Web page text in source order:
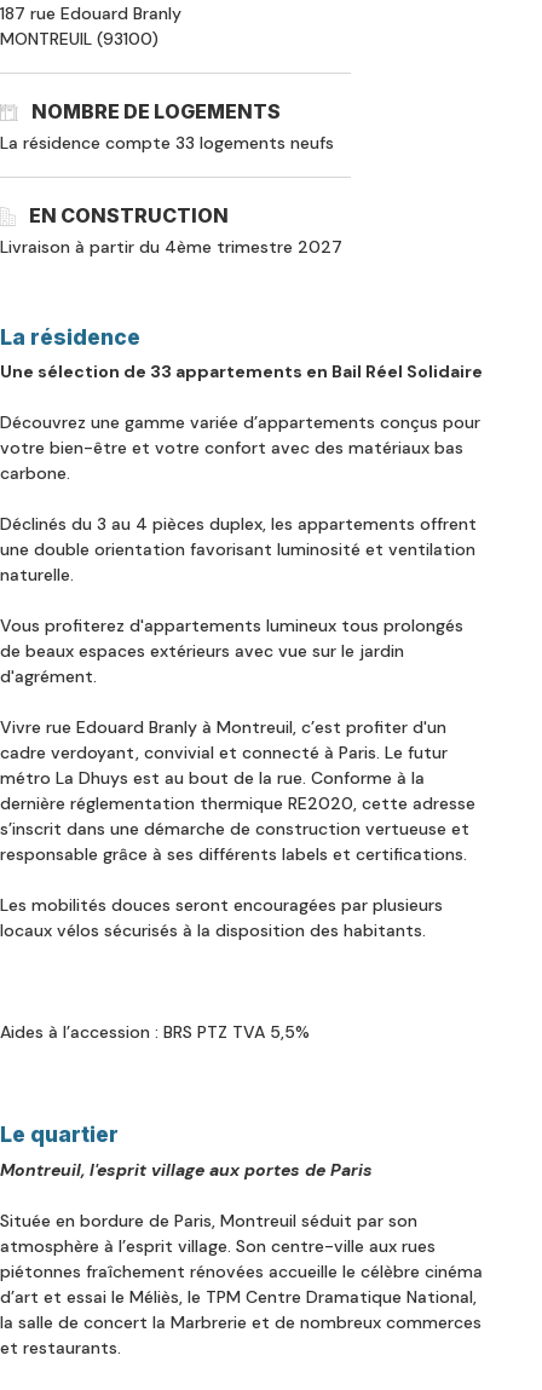
187 rue Edouard Branly
MONTREUIL (93100)
NOMBRE DE LOGEMENTS
La résidence compte 33 logements neufs
EN CONSTRUCTION
Livraison à partir du 4ème trimestre 2027
La résidence
Une sélection de 33 appartements en Bail Réel Solidaire
Découvrez une gamme variée d’appartements conçus pour
votre bien-être et votre confort avec des matériaux bas
carbone.
Déclinés du 3 au 4 pièces duplex, les appartements offrent
une double orientation favorisant luminosité et ventilation
naturelle.
Vous profiterez d'appartements lumineux tous prolongés
de beaux espaces extérieurs avec vue sur le jardin
d'agrément.
Vivre rue Edouard Branly à Montreuil, c’est profiter d'un
cadre verdoyant, convivial et connecté à Paris. Le futur
métro La Dhuys est au bout de la rue. Conforme à la
dernière réglementation thermique RE2020, cette adresse
s’inscrit dans une démarche de construction vertueuse et
responsable grâce à ses différents labels et certifications.
Les mobilités douces seront encouragées par plusieurs
locaux vélos sécurisés à la disposition des habitants.
Aides à l’accession : BRS PTZ TVA 5,5%
Le quartier
Montreuil, l'esprit village aux portes de Paris
Située en bordure de Paris, Montreuil séduit par son
atmosphère à l’esprit village. Son centre-ville aux rues
piétonnes fraîchement rénovées accueille le célèbre cinéma
d’art et essai le Méliès, le TPM Centre Dramatique National,
la salle de concert la Marbrerie et de nombreux commerces
et restaurants.